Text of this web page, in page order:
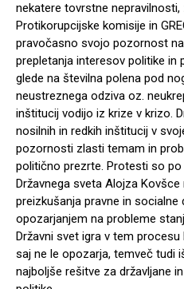
nekatere tovrstne
Protikorupcijske komisije in
pravočasno svojo pozornost
prepletanja interesov politike in
glede na številna polena pod
neustreznega odziva oz.
inštitucij vodijo iz krize v krizo.
nosilnih in redkih inštitucij v
pozornosti zlasti temam in
politično prezrte. Protesti so po
Državnega sveta Alojza
preizkušanja pravne in socialne
opozarjanjem na probleme
Državni svet igra v tem
saj ne le opozarja, temveč tudi
najboljše rešitve za državljane